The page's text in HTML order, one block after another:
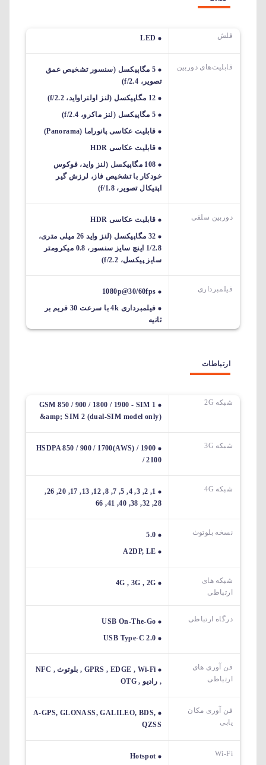
فلش LED
قابلیت‌های دوربین‌
5 مگاپیکسل (سنسور تشخیص عمق
تصویر، f/2.4)
12 مگاپیکسل (لنز اولتراواید، f/2.2)
5 مگاپیکسل (لنز ماکرو، f/2.4)
قابلیت عکاسی پانوراما (Panorama)
قابلیت عکاسی HDR
108 مگاپیکسل (لنز واید، فوکوس
خودکار با تشخیص فاز، لرزش گیر
اپتیکال تصویر، f/1.8)
دوربین سلفی
قابلیت عکاسی HDR
32 مگاپیکسل (لنز واید 26 میلی متری،
1/2.8 اینچ سایز سنسور، 0.8 میکرومتر
سایز پیکسل، f/2.2)
فیلمبرداری
1080p@30/60fps
فیلمبرداری 4k با سرعت 30 فریم بر
ثانیه
ارتباطات
شبکه 2G
GSM 850 / 900 / 1800 / 1900 - SIM 1
&amp; SIM 2 (dual-SIM model only)
شبکه 3G
HSDPA 850 / 900 / 1700(AWS) / 1900
/ 2100
شبکه 4G
1, 2, 3, 4, 5, 7, 8, 12, 13, 17, 20, 26,
28, 32, 38, 40, 41, 66
نسخه بلوتوث
5.0
A2DP, LE
شبکه های
ارتباطی
4G , 3G , 2G
درگاه ارتباطی
USB On-The-Go
USB Type-C 2.0
فن آوری های
ارتباطی
GPRS , EDGE , Wi-Fi , بلوتوث , NFC
, رادیو , OTG
فن آوری مکان
یابی
A-GPS, GLONASS, GALILEO, BDS,
QZSS
Wi-Fi
Hotspot